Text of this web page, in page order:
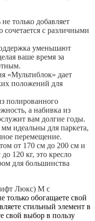
только добавляет
с различными
уменьшают
ваше время за
«Мультиблок» дает
положений для
полированного
а набивка из
вам долгие годы.
идеальны для паркета,
перемещение.
от 170 см до 200 см и
120 кг, это кресло
для большинства
Люкс) M с
только обогащаете свой
стильный элемент в
свой выбор в пользу